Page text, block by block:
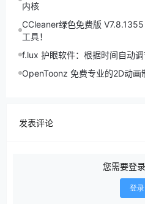
内核
CCleaner绿色免费版
工具！
f.lux 护眼软件：根据时间自动
OpenToonz 免费专业的2D动画
发表评论
您需要登
登录